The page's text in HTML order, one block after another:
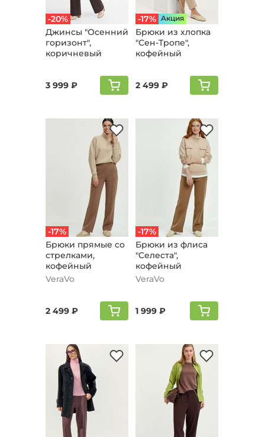
-20%
Джинсы "Осенний
горизонт",
коричневый
3 999 ₽
-17% Aкция
Брюки из хлопка
"Сен-Тропе",
кофейный
2 499 ₽
-17%
Брюки прямые cо
стрелками,
кофейный
VeraVo
2 499 ₽
-17%
Брюки из флиса
"Cелеста",
кофейный
VeraVo
1 999 ₽